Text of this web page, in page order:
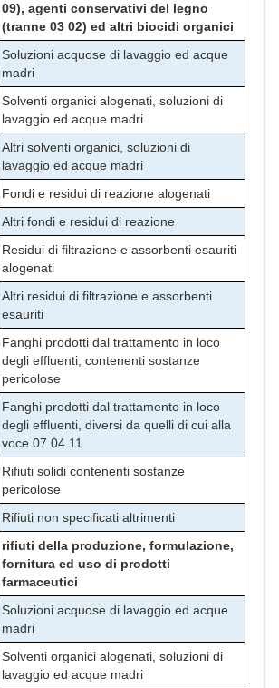
09), agenti conservativi del legno
(tranne 03 02) ed altri biocidi organici
Soluzioni acquose di lavaggio ed acque
madri
Solventi organici alogenati, soluzioni di
lavaggio ed acque madri
Altri solventi organici, soluzioni di
lavaggio ed acque madri
Fondi e residui di reazione alogenati
Altri fondi e residui di reazione
Residui di filtrazione e assorbenti esauriti
alogenati
Altri residui di filtrazione e assorbenti
esauriti
Fanghi prodotti dal trattamento in loco
degli effluenti, contenenti sostanze
pericolose
Fanghi prodotti dal trattamento in loco
degli effluenti, diversi da quelli di cui alla
voce 07 04 11
Rifiuti solidi contenenti sostanze
pericolose
Rifiuti non specificati altrimenti
rifiuti della produzione, formulazione,
fornitura ed uso di prodotti
farmaceutici
Soluzioni acquose di lavaggio ed acque
madri
Solventi organici alogenati, soluzioni di
lavaggio ed acque madri